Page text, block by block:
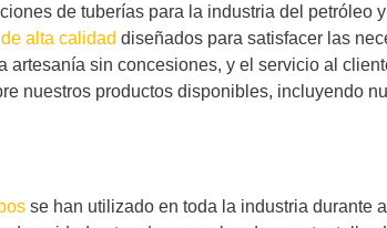
de tuberías para la industria del petróleo
alta calidad diseñados para satisfacer las
sin concesiones, y el servicio al
nuestros productos disponibles, incluyendo
se han utilizado en toda la industria durante